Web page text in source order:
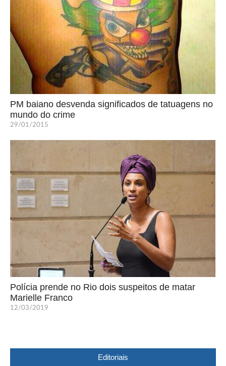
PM baiano desvenda significados de tatuagens no
mundo do crime
29/01/2015
Polícia prende no Rio dois suspeitos de matar
Marielle Franco
12/03/2019
Editoriais